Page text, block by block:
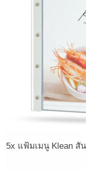
5x แฟ้มเมนู Klean สั